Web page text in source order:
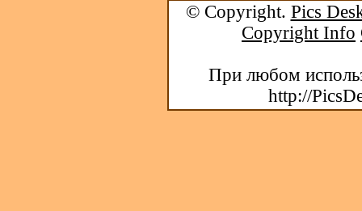
© Copyright. Pics
Copyright Info
При любом
http://